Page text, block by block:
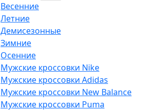
Весенние
Летние
Демисезонные
Зимние
Осенние
Мужские кроссовки Nike
Мужские кроссовки Adidas
Мужские кроссовки New Balance
Мужские кроссовки Puma